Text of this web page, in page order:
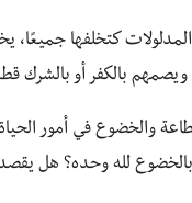
كتخلفها جميعًا،
بالكفر أو بالشرك
والخضوع في أمور الحياة
لله وحده؟ هل